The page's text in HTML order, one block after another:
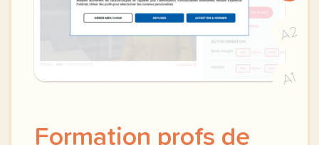
A2
A1
Formation profs de